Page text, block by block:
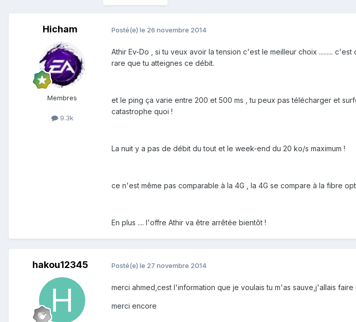
Hicham
Membres
9.3k
Posté(e) le 26 novembre 2014
Athir Ev-Do , si tu veux avoir la tension c'est le meilleur choix .........
rare que tu atteignes ce débit.
et le ping ça varie entre 200 et 500 ms , tu peux pas télécharger et
catastrophe quoi !
La nuit y a pas de débit du tout et le week-end du 20 ko/s maximum !
ce n'est même pas comparable à la 4G , la 4G se compare à la fibre
En plus .... l'offre Athir va être arrêtée bientôt !
hakou12345 Posté(e) le 27 novembre 2014
merci ahmed,cest l'information que je voulais tu m'as sauve,j'allais
merci encore